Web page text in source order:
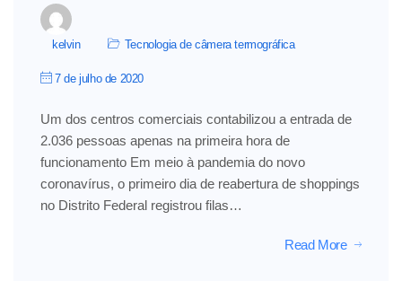
kelvin Tecnologia de câmera termográfica
7 de julho de 2020
Um dos centros comerciais contabilizou a entrada de
2.036 pessoas apenas na primeira hora de
funcionamento Em meio à pandemia do novo
coronavírus, o primeiro dia de reabertura de shoppings
no Distrito Federal registrou filas…
Read More